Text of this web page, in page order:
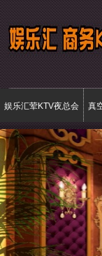
娱乐汇荤KTV夜总会 真